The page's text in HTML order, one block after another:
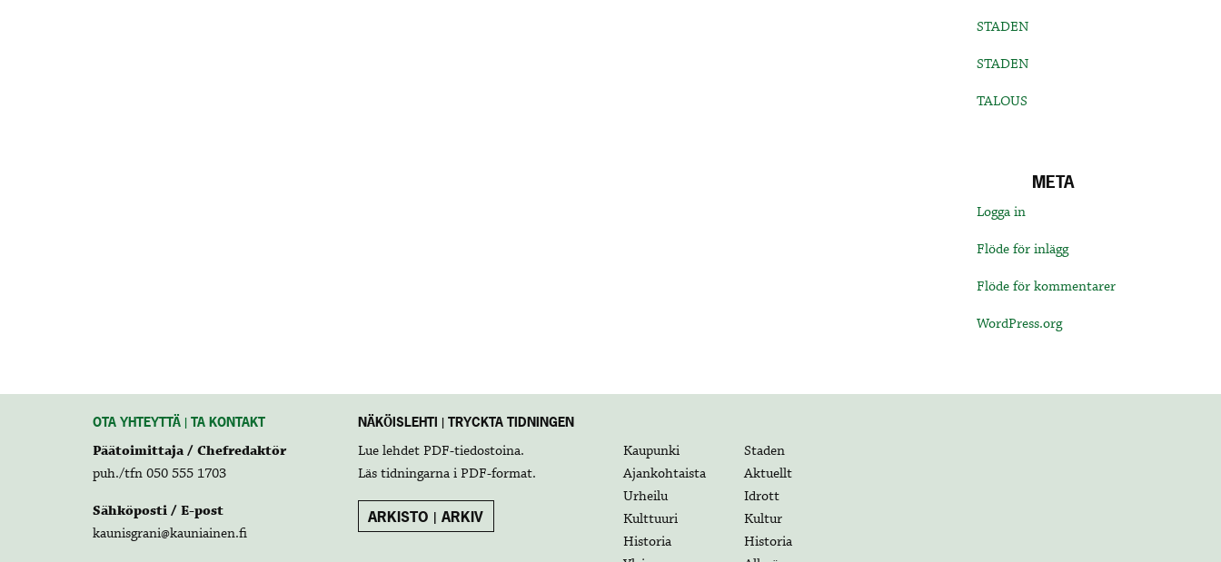
STADEN
STADEN
TALOUS
META
Logga in
Flöde för inlägg
Flöde för kommentarer
WordPress.org
OTA YHTEYTTÄ | TA KONTAKT
Päätoimittaja / Chefredaktör
puh./tfn 050 555 1703
Sähköposti / E-post
kaunisgrani@kauniainen.fi
NÄKÖISLEHTI | TRYCKTA TIDNINGEN
Lue lehdet PDF-tiedostoina.
Läs tidningarna i PDF-format.
ARKISTO | ARKIV
Kaupunki
Staden
Ajankohtaista
Aktuellt
Urheilu
Idrott
Kulttuuri
Kultur
Historia
Historia